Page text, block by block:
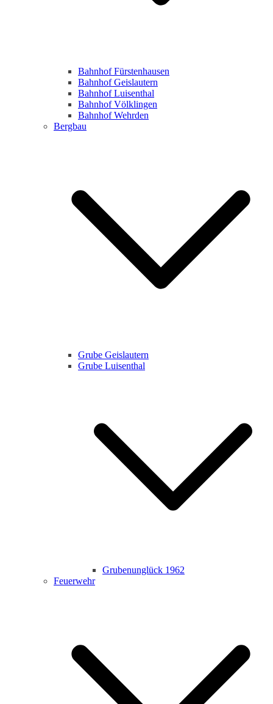
Bahnhof Fürstenhausen
Bahnhof Geislautern
Bahnhof Luisenthal
Bahnhof Völklingen
Bahnhof Wehrden
Bergbau
Grube Geislautern
Grube Luisenthal
Grubenunglück 1962
Feuerwehr